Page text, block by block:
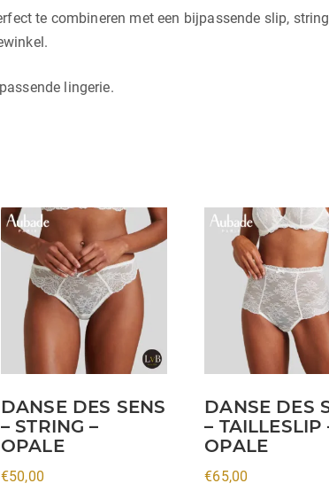
te combineren met een bijpassende slip,
lingerie.
DANSE DES SENS
– STRING –
OPALE
€50,00
Dit
product
heeft
meerdere
variaties.
Deze
optie
gekozen
worden
op
de
DANSE DES
– TAILLESLIP
OPALE
€65,00
Dit
product
heeft
meerdere
variaties.
gekozen
worden
op
de